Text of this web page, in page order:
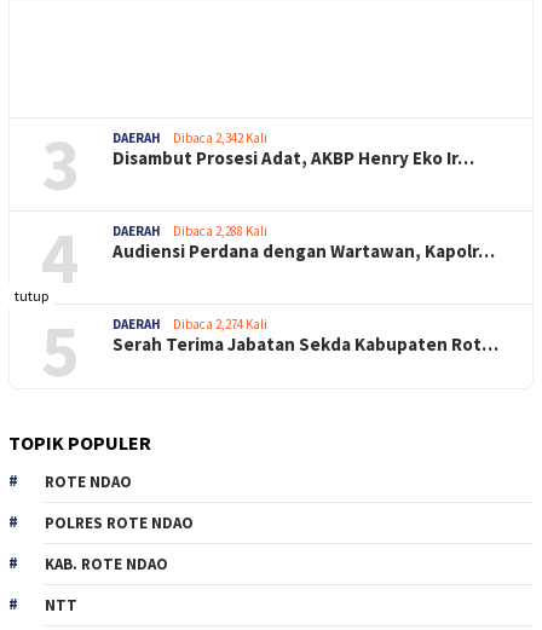
3 DAERAH Dibaca 2,342 Kali
Disambut Prosesi Adat, AKBP Henry Eko Ir…
4 DAERAH Dibaca 2,288 Kali
Audiensi Perdana dengan Wartawan, Kapolr…
5 DAERAH Dibaca 2,274 Kali
Serah Terima Jabatan Sekda Kabupaten Rot…
TOPIK POPULER
ROTE NDAO
POLRES ROTE NDAO
KAB. ROTE NDAO
NTT
tutup